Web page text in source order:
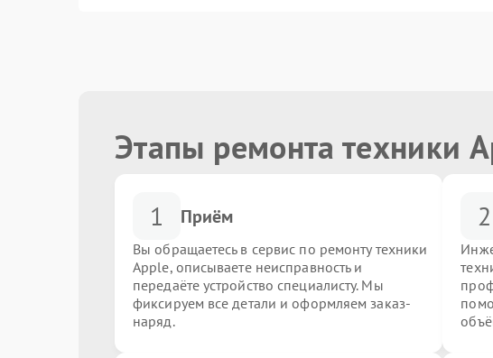
Этапы ремонта техники
1 Приём
Вы обращаетесь в сервис по ремонту техники
Apple, описываете неисправность и
передаёте устройство специалисту. Мы
фиксируем все детали и оформляем заказ-
наряд.
2